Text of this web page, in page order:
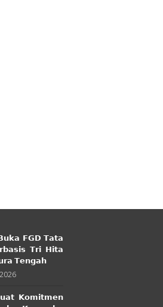
𝗙𝗚𝗗 𝗧𝗮𝘁𝗮
𝗧𝗿𝗶 𝗛𝗶𝘁𝗮
𝗧𝗲𝗻𝗴𝗮𝗵
𝗞𝗼𝗺𝗶𝘁𝗺𝗲𝗻